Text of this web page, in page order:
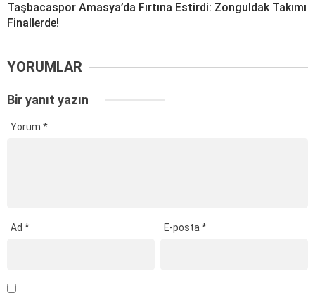
Taşbacaspor Amasya’da Fırtına Estirdi: Zonguldak Takımı
Finallerde!
YORUMLAR
Bir yanıt yazın
Yorum *
Ad * E-posta*